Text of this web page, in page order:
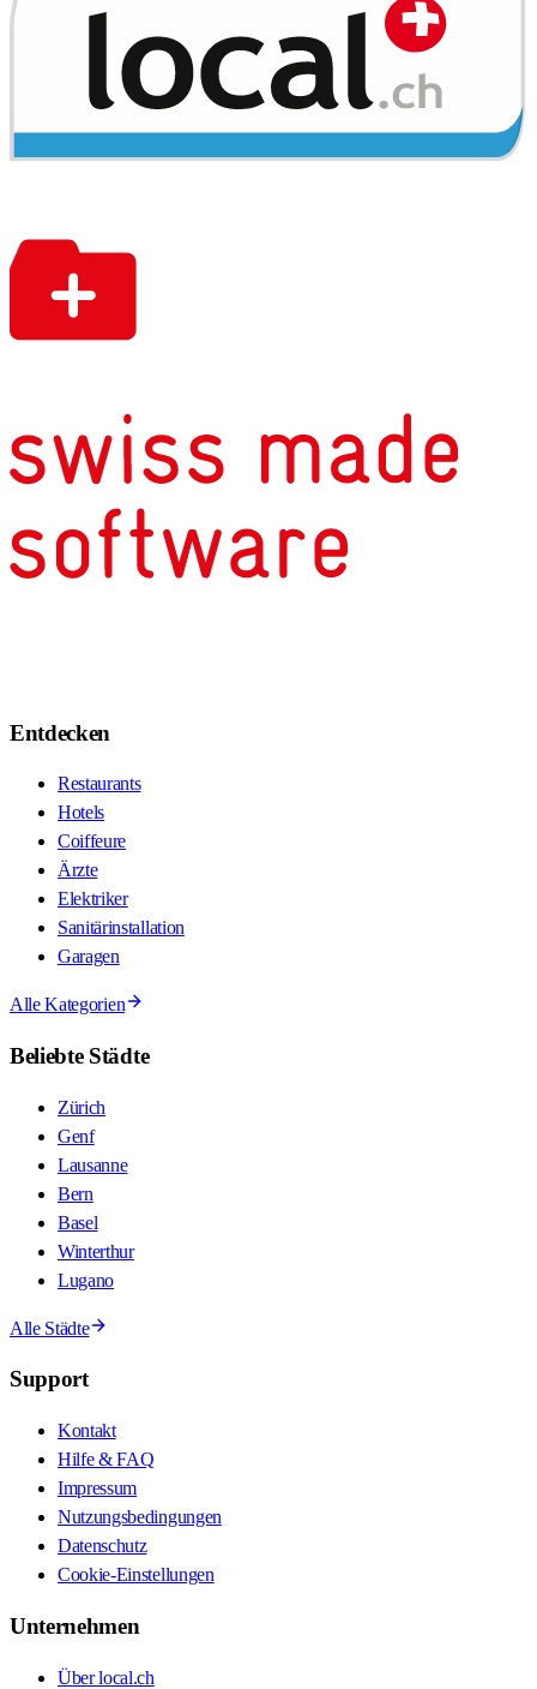
Entdecken
Restaurants
Hotels
Coiffeure
Ärzte
Elektriker
Sanitärinstallation
Garagen
Alle Kategorien
Beliebte Städte
Zürich
Genf
Lausanne
Bern
Basel
Winterthur
Lugano
Alle Städte
Support
Kontakt
Hilfe & FAQ
Impressum
Nutzungsbedingungen
Datenschutz
Cookie-Einstellungen
Unternehmen
Über local.ch